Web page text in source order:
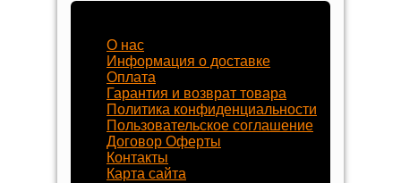
Наш магазин
О нас
Информация о доставке
Оплата
Гарантия и возврат товара
Политика конфиденциальности
Пользовательское соглашение
Договор Оферты
Контакты
Карта сайта